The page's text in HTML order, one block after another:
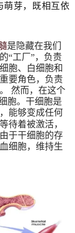
萌芽，既相互依
是隐藏在我们
“工厂”，负责
胞、白细胞和
要角色，负责
然而，在这个
胞。干细胞是
能够变成任何
待着被激活，
于干细胞的存
细胞，维持生